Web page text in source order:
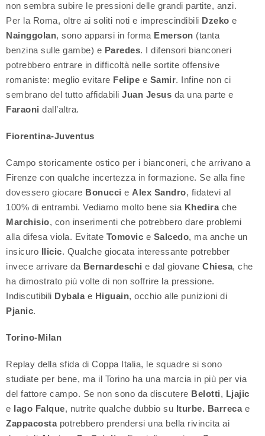
non sembra subire le pressioni delle grandi partite, anzi.
Per la Roma, oltre ai soliti noti e imprescindibili Dzeko e
Nainggolan, sono apparsi in forma Emerson (tanta
benzina sulle gambe) e Paredes. I difensori bianconeri
potrebbero entrare in difficoltà nelle sortite offensive
romaniste: meglio evitare Felipe e Samir. Infine non ci
sembrano del tutto affidabili Juan Jesus da una parte e
Faraoni dall’altra.
Fiorentina-Juventus
Campo storicamente ostico per i bianconeri, che arrivano a
Firenze con qualche incertezza in formazione. Se alla fine
dovessero giocare Bonucci e Alex Sandro, fidatevi al
100% di entrambi. Vediamo molto bene sia Khedira che
Marchisio, con inserimenti che potrebbero dare problemi
alla difesa viola. Evitate Tomovic e Salcedo, ma anche un
insicuro Ilicic. Qualche giocata interessante potrebber
invece arrivare da Bernardeschi e dal giovane Chiesa, che
ha dimostrato più volte di non soffrire la pressione.
Indiscutibili Dybala e Higuain, occhio alle punizioni di
Pjanic.
Torino-Milan
Replay della sfida di Coppa Italia, le squadre si sono
studiate per bene, ma il Torino ha una marcia in più per via
del fattore campo. Se non sono da discutere Belotti, Ljajic
e Iago Falque, nutrite qualche dubbio su Iturbe. Barreca e
Zappacosta potrebbero prendersi una bella rivincita ai